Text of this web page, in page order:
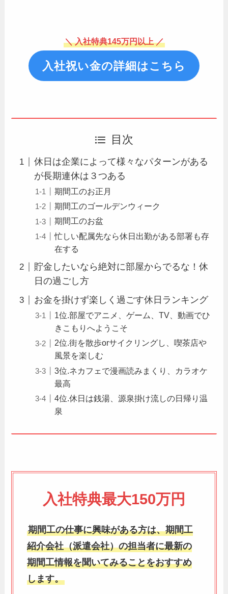
＼ 入社特典145万円以上 ／
入社祝い金の詳細はこちら
目次
休日は企業によって様々なパターンがある
が長期連休は３つある
期間工のお正月
期間工のゴールデンウィーク
期間工のお盆
忙しい配属先なら休日出勤がある部署も存
在する
貯金したいなら絶対に部屋からでるな！休
日の過ごし方
お金を掛けず楽しく過ごす休日ランキング
1位.部屋でアニメ、ゲーム、TV、動画でひ
きこもりへようこそ
2位.街を散歩orサイクリングし、喫茶店や
風景を楽しむ
3位.ネカフェで漫画読みまくり、カラオケ
最高
4位.休日は銭湯、源泉掛け流しの日帰り温
泉
入社特典最大150万円
期間工の仕事に興味がある方は、期間工
紹介会社（派遣会社）の担当者に最新の
期間工情報を聞いてみることをおすすめ
します。